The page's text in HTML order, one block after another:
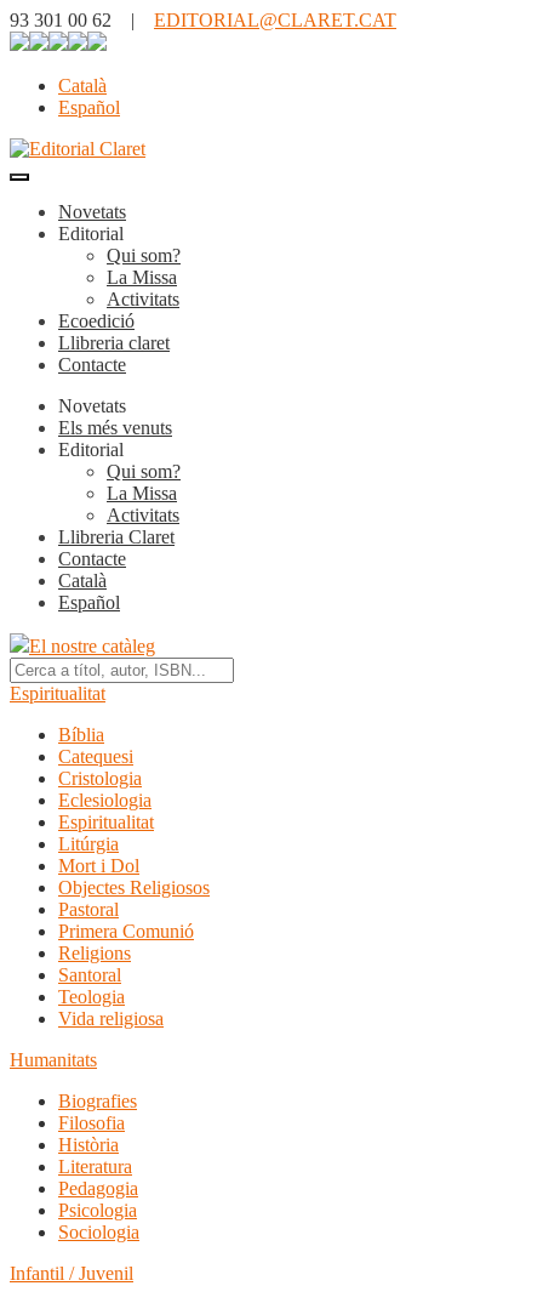
93 301 00 62 | EDITORIAL@CLARET.CAT
Català
Español
Novetats
Editorial
Qui som?
La Missa
Activitats
Ecoedició
Llibreria claret
Contacte
Novetats
Els més venuts
Editorial
Qui som?
La Missa
Activitats
Llibreria Claret
Contacte
Català
Español
El nostre catàleg
Espiritualitat
Bíblia
Catequesi
Cristologia
Eclesiologia
Espiritualitat
Litúrgia
Mort i Dol
Objectes Religiosos
Pastoral
Primera Comunió
Religions
Santoral
Teologia
Vida religiosa
Humanitats
Biografies
Filosofia
Història
Literatura
Pedagogia
Psicologia
Sociologia
Infantil / Juvenil